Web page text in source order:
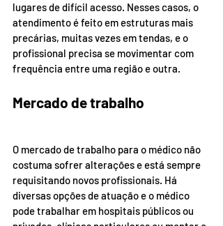
lugares de difícil acesso. Nesses casos, o
atendimento é feito em estruturas mais
precárias, muitas vezes em tendas, e o
profissional precisa se movimentar com
frequência entre uma região e outra.
Mercado de trabalho
O mercado de trabalho para o médico não
costuma sofrer alterações e está sempre
requisitando novos profissionais. Há
diversas opções de atuação e o médico
pode trabalhar em hospitais públicos ou